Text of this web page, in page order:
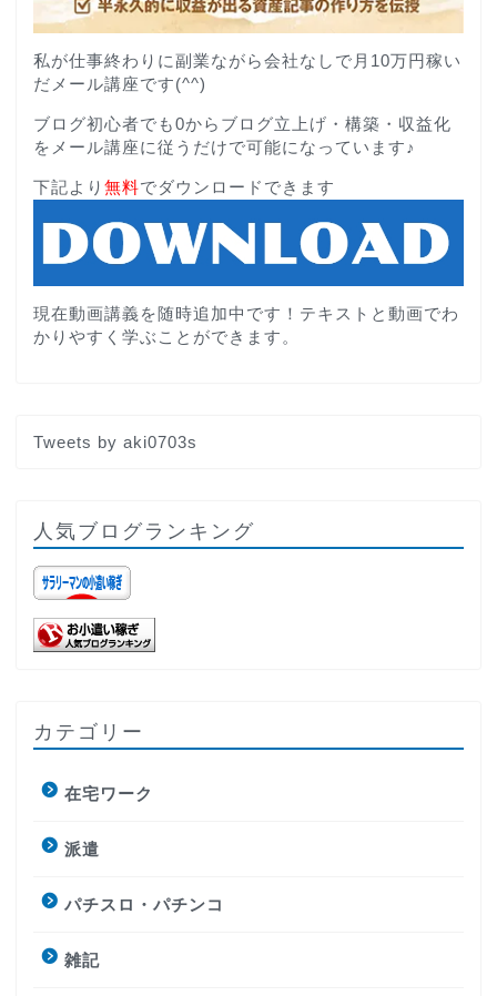
私が仕事終わりに副業ながら会社なしで月10万円稼い
だメール講座です(^^)
ブログ初心者でも0からブログ立上げ・構築・収益化
をメール講座に従うだけで可能になっています♪
下記より 無料でダウンロードできます
現在動画講義を随時追加中です！テキストと動画でわ
かりやすく学ぶことができます。
Tweets by aki0703s
人気ブログランキング
カテゴリー
在宅ワーク
派遣
パチスロ・パチンコ
雑記